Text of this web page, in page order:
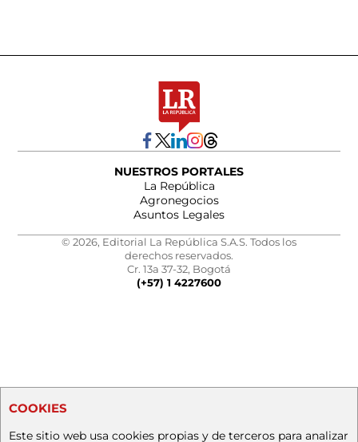
NUESTROS PORTALES
La República
Agronegocios
Asuntos Legales
© 2026, Editorial La República S.A.S. Todos los
derechos reservados.
Cr. 13a 37-32, Bogotá
(+57) 1 4227600
COOKIES
Este sitio web usa cookies propias y de terceros para analizar